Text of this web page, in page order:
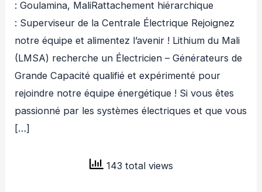
: Goulamina, MaliRattachement hiérarchique
: Superviseur de la Centrale Électrique Rejoignez
notre équipe et alimentez l’avenir ! Lithium du Mali
(LMSA) recherche un Électricien – Générateurs de
Grande Capacité qualifié et expérimenté pour
rejoindre notre équipe énergétique ! Si vous êtes
passionné par les systèmes électriques et que vous
[…]
143 total views